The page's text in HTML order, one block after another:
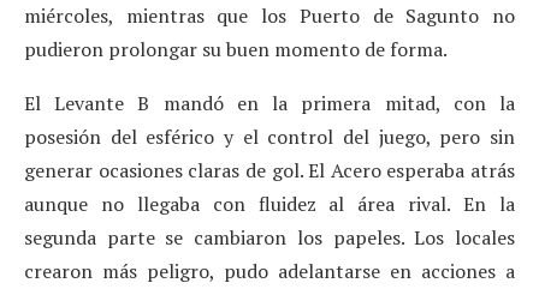
miércoles, mientras que los Puerto de Sagunto no
pudieron prolongar su buen momento de forma.
El Levante B mandó en la primera mitad, con la
posesión del esférico y el control del juego, pero sin
generar ocasiones claras de gol. El Acero esperaba atrás
aunque no llegaba con fluidez al área rival. En la
segunda parte se cambiaron los papeles. Los locales
crearon más peligro, pudo adelantarse en acciones a